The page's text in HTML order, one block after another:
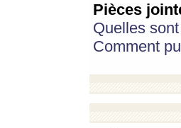
Pièces
Quelles
Comment